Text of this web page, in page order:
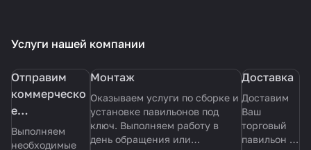
Услуги нашей компании
Отправим
коммерческо
е
предложение
с эскизом
Выполняем
необходимые
Монтаж
Оказываем услуги по сборке и
установке павильонов под
ключ. Выполняем работу в
день обращения или
Доставка
Доставим
Ваш
торговый
павильон в